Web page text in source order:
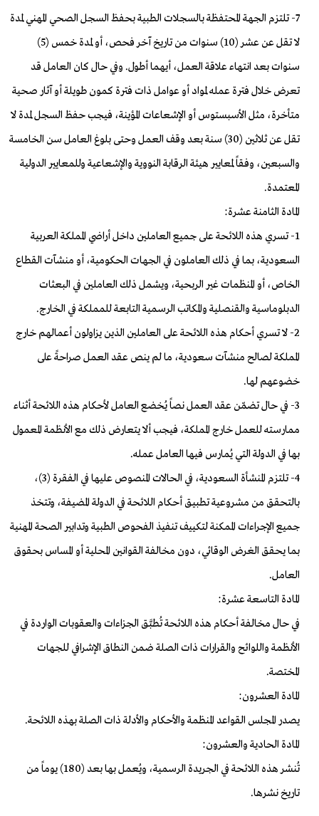
7- تلتزم الجهة المحتفظة بالسجلات الطبية بحفظ السجل الصحي المهني لمدة
لا تقل عن عشر (10) سنوات من تاريخ آخر فحص، أو لمدة خمس (5)
سنوات بعد انتهاء علاقة العمل، أيهما أطول. وفي حال كان العامل قد
تعرض خلال فترة عمله لمواد أو عوامل ذات فترة كمون طويلة أو آثار صحية
متأخرة، مثل الأسبستوس أو الإشعاعات المؤينة، فيجب حفظ السجل لمدة لا
تقل عن ثلاثين (30) سنة بعد وقف العمل وحتى بلوغ العامل سن الخامسة
والسبعين، وفقاً لمعايير هيئة الرقابة النووية والإشعاعية وللمعايير الدولية
المعتمدة.
المادة الثامنة عشرة:
1- تسري هذه اللائحة على جميع العاملين داخل أراضي المملكة العربية
السعودية، بما في ذلك العاملون في الجهات الحكومية، أو منشآت القطاع
الخاص، أو المنظمات غير الربحية، ويشمل ذلك العاملين في البعثات
الدبلوماسية والقنصلية والمكاتب الرسمية التابعة للمملكة في الخارج.
2- لا تسري أحكام هذه اللائحة على العاملين الذين يزاولون أعمالهم خارج
المملكة لصالح منشآت سعودية، ما لم ينص عقد العمل صراحةً على
خضوعهم لها.
3- في حال تضمّن عقد العمل نصاً يُخضع العامل لأحكام هذه اللائحة أثناء
ممارسته للعمل خارج المملكة، فيجب ألا يتعارض ذلك مع الأنظمة المعمول
بها في الدولة التي يُمارس فيها العامل عمله.
4- تلتزم المنشأة السعودية، في الحالات المنصوص عليها في الفقرة (3)،
بالتحقق من مشروعية تطبيق أحكام اللائحة في الدولة المضيفة، وتتخذ
جميع الإجراءات الممكنة لتكييف تنفيذ الفحوص الطبية وتدابير الصحة المهنية
بما يحقق الغرض الوقائي، دون مخالفة القوانين المحلية أو المساس بحقوق
العامل.
المادة التاسعة عشرة:
في حال مخالفة أحكام هذه اللائحة تُطبَّق الجزاءات والعقوبات الواردة في
الأنظمة واللوائح والقرارات ذات الصلة ضمن النطاق الإشرافي للجهات
المختصة.
المادة العشرون:
يصدر المجلس القواعد المنظمة والأحكام والأدلة ذات الصلة بهذه اللائحة.
المادة الحادية والعشرون:
تُنشر هذه اللائحة في الجريدة الرسمية، ويُعمل بها بعد (180) يوماً من
تاريخ نشرها.